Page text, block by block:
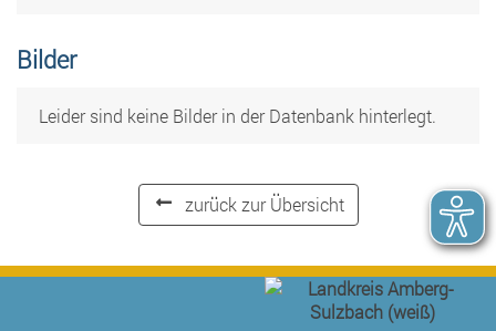
Bilder
Leider sind keine Bilder in der Datenbank hinterlegt.
zurück zur Übersicht